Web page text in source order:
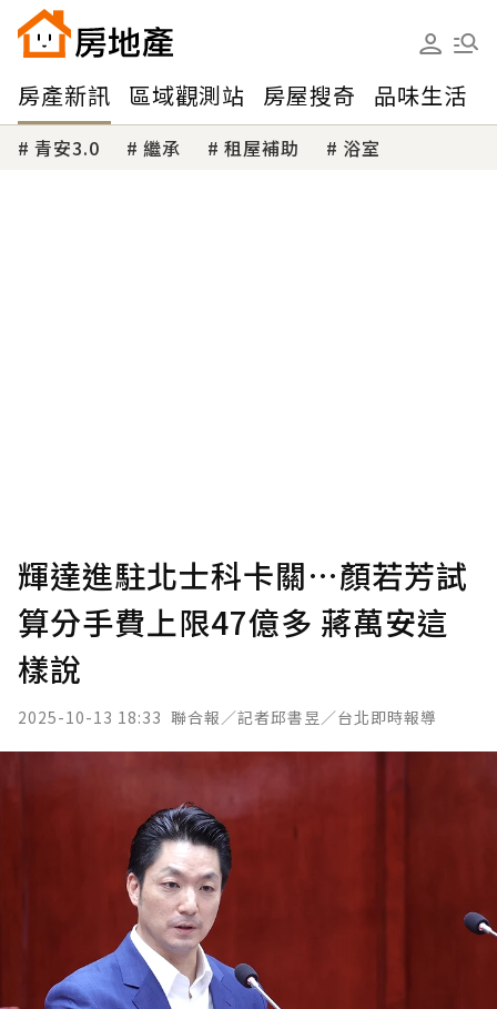
房產新訊 區域觀測站 房屋搜奇 品味生活
青安3.0 繼承 租屋補助 浴室
輝達進駐北士科卡關…顏若芳試
算分手費上限47億多 蔣萬安這
樣說
2025-10-13 18:33 聯合報／記者邱書昱／台北即時報導